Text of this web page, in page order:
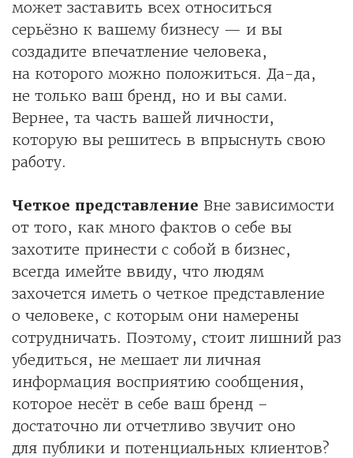
может заставить всех относиться
серьёзно к вашему бизнесу — и вы
создадите впечатление человека,
на которого можно положиться. Да-да,
не только ваш бренд, но и вы сами.
Вернее, та часть вашей личности,
которую вы решитесь в впрыснуть свою
работу.
Четкое представление Вне зависимости
от того, как много фактов о себе вы
захотите принести с собой в бизнес,
всегда имейте ввиду, что людям
захочется иметь о четкое представление
о человеке, с которым они намерены
сотрудничать. Поэтому, стоит лишний раз
убедиться, не мешает ли личная
информация восприятию сообщения,
которое несёт в себе ваш бренд –
достаточно ли отчетливо звучит оно
для публики и потенциальных клиентов?